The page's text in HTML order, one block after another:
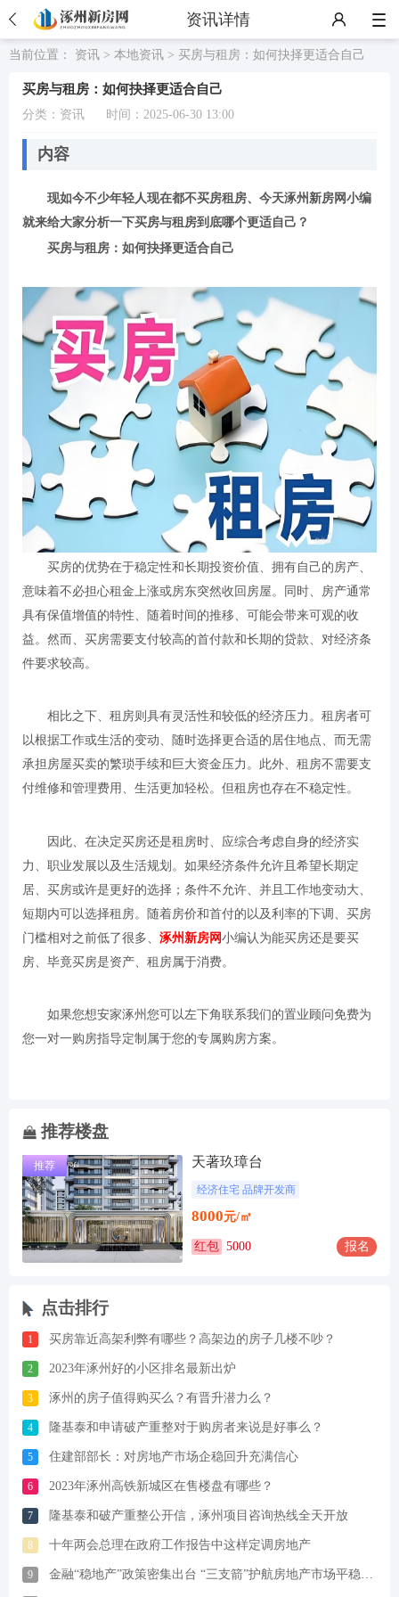
资讯详情
当前位置： 资讯 > 本地资讯 > 买房与租房：如何抉择更适合自己
买房与租房：如何抉择更适合自己
分类： 资讯 时间：2025-06-30 13:00
内容
现如今不少年轻人现在都不买房租房、今天涿州新房网小编
就来给大家分析一下买房与租房到底哪个更适自己？
买房与租房：如何抉择更适合自己
买房的优势在于稳定性和长期投资价值、拥有自己的房产、
意味着不必担心租金上涨或房东突然收回房屋。同时、房产通常
具有保值增值的特性、随着时间的推移、可能会带来可观的收
益。然而、买房需要支付较高的首付款和长期的贷款、对经济条
件要求较高。
相比之下、租房则具有灵活性和较低的经济压力。租房者可
以根据工作或生活的变动、随时选择更合适的居住地点、而无需
承担房屋买卖的繁琐手续和巨大资金压力。此外、租房不需要支
付维修和管理费用、生活更加轻松。但租房也存在不稳定性。
因此、在决定买房还是租房时、应综合考虑自身的经济实
力、职业发展以及生活规划。如果经济条件允许且希望长期定
居、买房或许是更好的选择；条件不允许、并且工作地变动大、
短期内可以选择租房。随着房价和首付的以及利率的下调、买房
门槛相对之前低了很多、 涿州新房网小编认为能买房还是要买
房、毕竟买房是资产、租房属于消费。
如果您想安家涿州您可以左下角联系我们的置业顾问免费为
您一对一购房指导定制属于您的专属购房方案。
推荐楼盘
推荐 天著玖璋台
经济住宅 品牌开发商
8000元/㎡
红包 5000 报名
点击排行
1 买房靠近高架利弊有哪些？高架边的房子几楼不吵？
2 2023年涿州好的小区排名最新出炉
3 涿州的房子值得购买么？有晋升潜力么？
4 隆基泰和申请破产重整对于购房者来说是好事么？
5 住建部部长：对房地产市场企稳回升充满信心
6 2023年涿州高铁新城区在售楼盘有哪些？
7 隆基泰和破产重整公开信，涿州项目咨询热线全天开放
8 十年两会总理在政府工作报告中这样定调房地产
9 金融“稳地产”政策密集出台 “三支箭”护航房地产市场平稳运行